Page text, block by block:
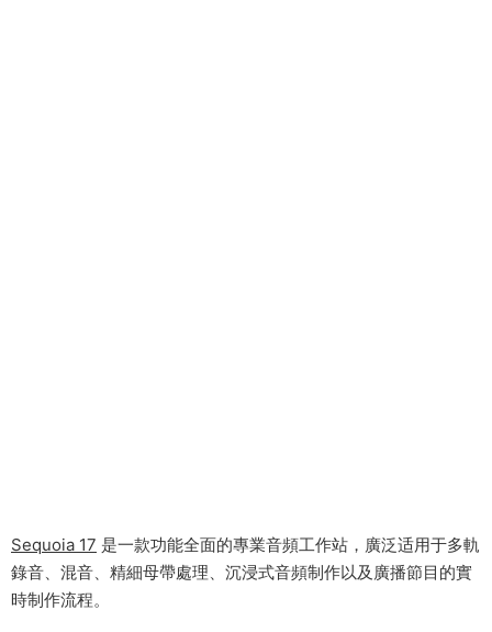
Sequoia 17 是一款功能全面的專業音頻工作站，廣泛适用于多軌
錄音、混音、精細母帶處理、沉浸式音頻制作以及廣播節目的實
時制作流程。